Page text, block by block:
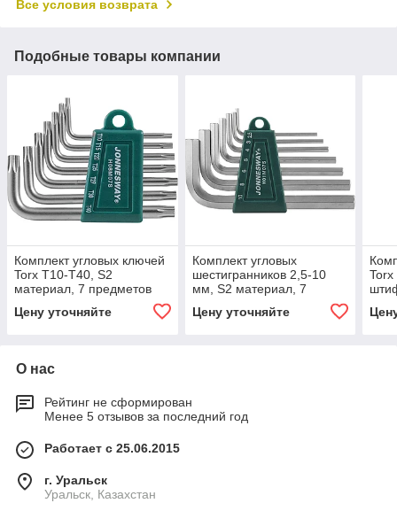
Все условия возврата
Подобные товары компании
Комплект угловых ключей
Torx Т10-Т40, S2
материал, 7 предметов
Цену уточняйте
Комплект угловых
шестигранников 2,5-10
мм, S2 материал, 7
Цену уточняйте
О нас
Рейтинг не сформирован
Менее 5 отзывов за последний год
Работает с 25.06.2015
г. Уральск
Уральск, Казахстан